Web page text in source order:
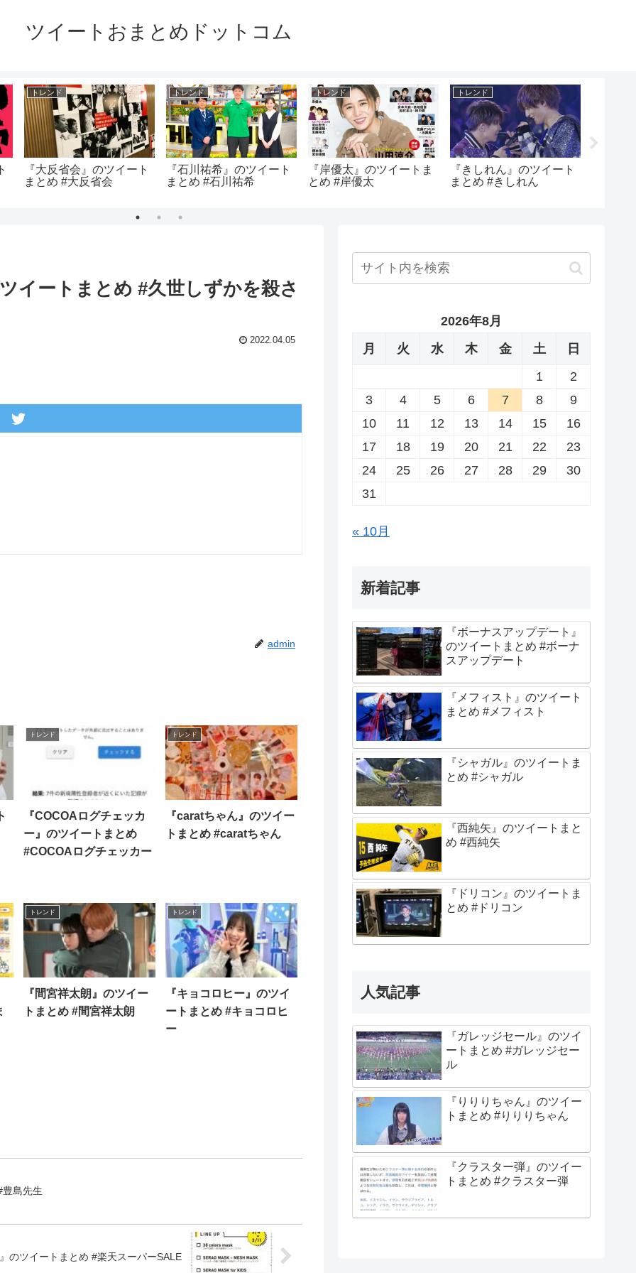
ツイートおまとめドットコム
トレンド
『大反省会』のツイート
まとめ #大反省会
トレンド
『石川祐希』のツイート
まとめ #石川祐希
トレンド
『岸優太』のツイートま
とめ #岸優太
トレンド
『きしれん』のツイート
まとめ #きしれん
イートまとめ #久世しずかを殺さ
2022.04.05
admin
トレンド
『COCOAログチェッカ
ー』のツイートまとめ
#COCOAログチェッカー
トレンド
『caratちゃん』のツイー
トまとめ #caratちゃん
トレンド
『間宮祥太朗』のツイー
トまとめ #間宮祥太朗
トレンド
『キョコロヒー』のツイ
ートまとめ #キョコロヒ
ー
島先生
のツイートまとめ #楽天スーパーSALE
2026年8月
月
火 水 木 金 土
日
1
2
3
4 5 6 7 8
9
10
11 12 13 14 15
16
17
18 19 20 21 22
23
24
25 26 27 28 29
30
31
« 10月
新着記事
『ボーナスアップデート』
のツイートまとめ #ボーナ
スアップデート
『メフィスト』のツイート
まとめ #メフィスト
『シャガル』のツイートま
とめ #シャガル
『西純矢』のツイートまと
め #西純矢
『ドリコン』のツイートま
とめ #ドリコン
人気記事
『ガレッジセール』のツイ
ートまとめ #ガレッジセー
ル
『りりりちゃん』のツイー
トまとめ #りりりちゃん
『クラスター弾』のツイー
トまとめ #クラスター弾